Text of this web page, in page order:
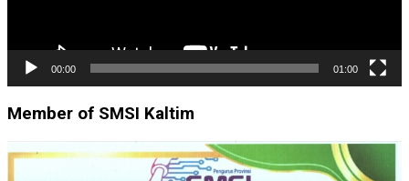
00:00 01:00
Member of SMSI Kaltim